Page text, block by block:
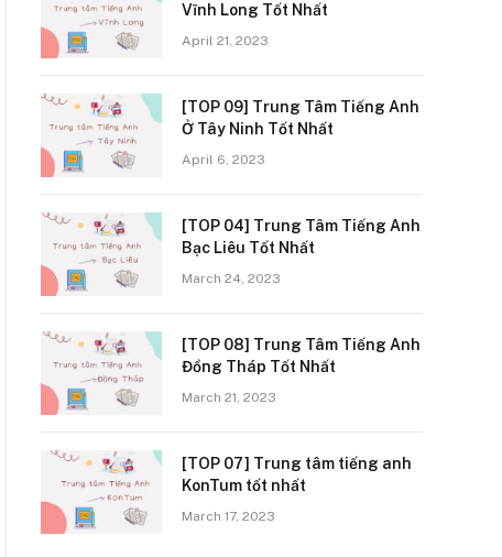
Vĩnh Long Tốt Nhất
April 21, 2023
[TOP 09] Trung Tâm Tiếng Anh
Ở Tây Ninh Tốt Nhất
April 6, 2023
[TOP 04] Trung Tâm Tiếng Anh
Bạc Liêu Tốt Nhất
March 24, 2023
[TOP 08] Trung Tâm Tiếng Anh
Đồng Tháp Tốt Nhất
March 21, 2023
[TOP 07] Trung tâm tiếng anh
KonTum tốt nhất
March 17, 2023